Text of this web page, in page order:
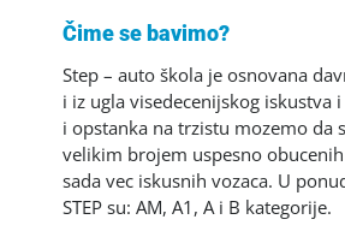
Čime se bavimo?
Step – auto škola je osnovana
i iz ugla visedecenijskog iskustva
i opstanka na trzistu mozemo da
velikim brojem uspesno
sada vec iskusnih vozaca. U
STEP su: AM, A1, A i B kategorije.